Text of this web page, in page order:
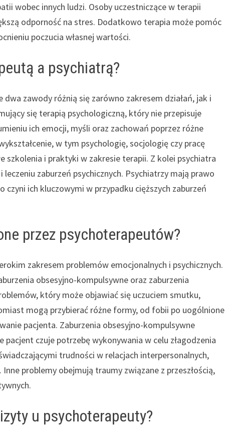
wobec innych ludzi. Osoby uczestniczące w terapii
odporność na stres. Dodatkowo terapia może pomóc
poczucia własnej wartości.
a psychiatrą?
zawody różnią się zarówno zakresem działań, jak i
się terapią psychologiczną, który nie przepisuje
ich emocji, myśli oraz zachowań poprzez różne
w tym psychologię, socjologię czy pracę
i praktyki w zakresie terapii. Z kolei psychiatra
zaburzeń psychicznych. Psychiatrzy mają prawo
ich kluczowymi w przypadku cięższych zaburzeń
przez psychoterapeutów?
zakresem problemów emocjonalnych i psychicznych.
obsesyjno-kompulsywne oraz zaburzenia
który może objawiać się uczuciem smutku,
mogą przybierać różne formy, od fobii po uogólnione
pacjenta. Zaburzenia obsesyjno-kompulsywne
czuje potrzebę wykonywania w celu złagodzenia
trudności w relacjach interpersonalnych,
problemy obejmują traumy związane z przeszłością,
u psychoterapeuty?